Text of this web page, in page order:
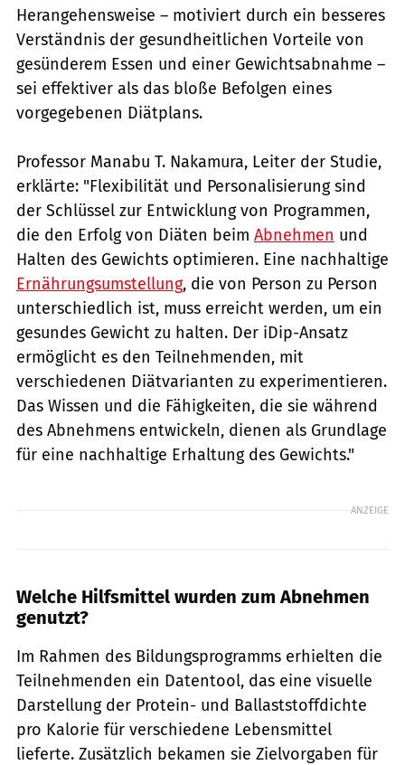
Herangehensweise – motiviert durch ein besseres
Verständnis der gesundheitlichen Vorteile von
gesünderem Essen und einer Gewichtsabnahme –
sei effektiver als das bloße Befolgen eines
vorgegebenen Diätplans.
Professor Manabu T. Nakamura, Leiter der Studie,
erklärte: "Flexibilität und Personalisierung sind
der Schlüssel zur Entwicklung von Programmen,
die den Erfolg von Diäten beim Abnehmen und
Halten des Gewichts optimieren. Eine nachhaltige
Ernährungsumstellung, die von Person zu Person
unterschiedlich ist, muss erreicht werden, um ein
gesundes Gewicht zu halten. Der iDip-Ansatz
ermöglicht es den Teilnehmenden, mit
verschiedenen Diätvarianten zu experimentieren.
Das Wissen und die Fähigkeiten, die sie während
des Abnehmens entwickeln, dienen als Grundlage
für eine nachhaltige Erhaltung des Gewichts."
ANZEIGE
Welche Hilfsmittel wurden zum Abnehmen
genutzt?
Im Rahmen des Bildungsprogramms erhielten die
Teilnehmenden ein Datentool, das eine visuelle
Darstellung der Protein- und Ballaststoffdichte
pro Kalorie für verschiedene Lebensmittel
lieferte. Zusätzlich bekamen sie Zielvorgaben für